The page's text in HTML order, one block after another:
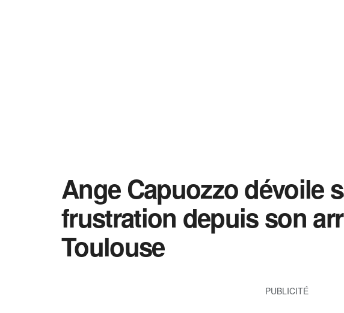
Ange Capuozzo dévoile
frustration depuis son
Toulouse
PUBLICITÉ